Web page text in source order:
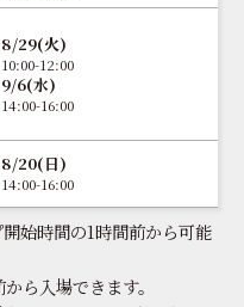
8/29(火)
10:00-12:00
9/6(水)
14:00-16:00
8/20(日)
14:00-16:00
始時間の1時間前から可能
ら入場できます。